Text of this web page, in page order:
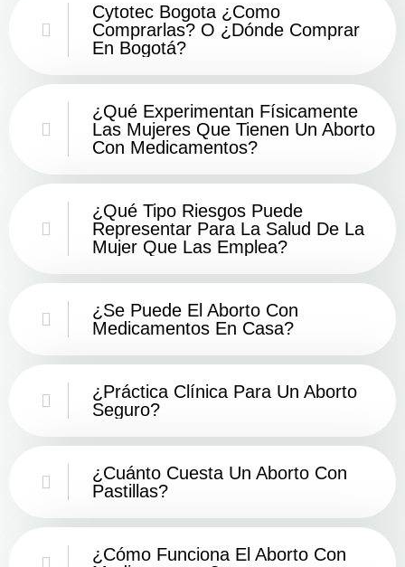
Cytotec Bogota ¿Como
Comprarlas? O ¿Dónde Comprar
En Bogotá?
¿Qué Experimentan Físicamente
Las Mujeres Que Tienen Un Aborto
Con Medicamentos?
¿Qué Tipo Riesgos Puede
Representar Para La Salud De La
Mujer Que Las Emplea?
¿Se Puede El Aborto Con
Medicamentos En Casa?
¿Práctica Clínica Para Un Aborto
Seguro?
¿Cuánto Cuesta Un Aborto Con
Pastillas?
¿Cómo Funciona El Aborto Con